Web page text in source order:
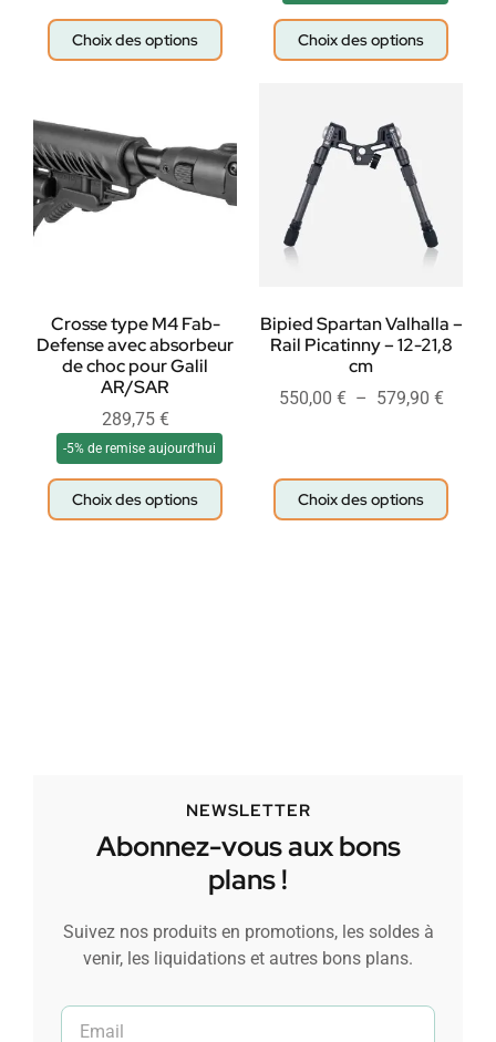
Choix des options Choix des options
Crosse type M4 Fab-
Defense avec absorbeur
de choc pour Galil
AR/SAR
289,75 €
-5% de remise aujourd'hui
Choix des options
Bipied Spartan Valhalla –
Rail Picatinny – 12-21,8
cm
550,00 € – 579,90 €
Choix des options
NEWSLETTER
Abonnez-vous aux bons
plans !
Suivez nos produits en promotions, les soldes à
venir, les liquidations et autres bons plans.